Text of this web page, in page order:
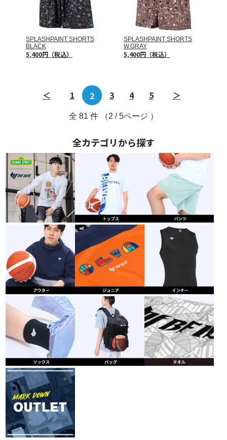
SPLASHPAINT SHORTS
BLACK
5,400円（税込）
SPLASHPAINT SHORTS
W.GRAY
5,400円（税込）
＜ 1 2 3 4 5 ＞
全 81 件 （2 / 5ページ ）
全カテゴリから探す